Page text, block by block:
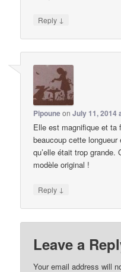
Reply ↓
PipouneonJuly 11, 2014
Elle est magnifique et ta
beaucoup cette longueur
qu’elle était trop grande.
modèle original !
Reply ↓
Leave a
Your email address will